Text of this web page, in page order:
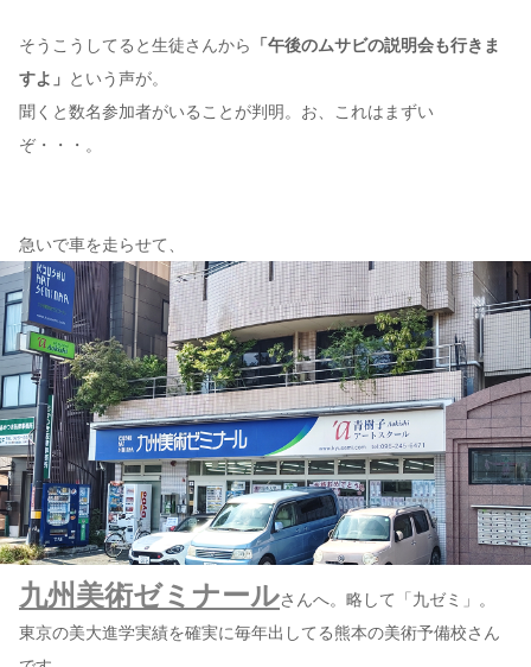
そうこうしてると生徒さんから
「午後のムサビの説明会も行きま
すよ」 という声が。
聞くと数名参加者がいることが判明。お、これはまずい
ぞ・・・。
急いで車を走らせて、
九州美術ゼミナールさんへ。略して「九ゼミ」。
東京の美大進学実績を確実に毎年出してる熊本の美術予備校さん